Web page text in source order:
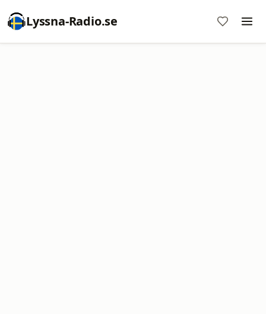
Lyssna-Radio.se